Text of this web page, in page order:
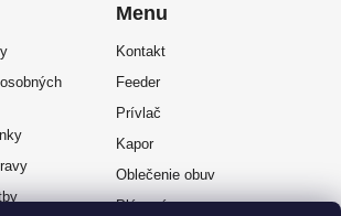
Menu
Kontakt
Feeder
Prívlač
Kapor
Oblečenie obuv
Plávaná